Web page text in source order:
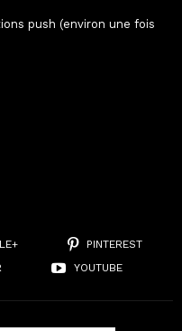
push (environ une fois
PINTEREST
YOUTUBE